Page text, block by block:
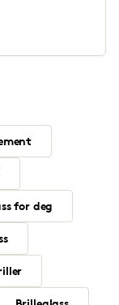
for deg